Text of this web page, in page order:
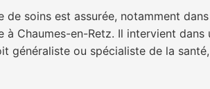
soins est assurée, notamment
Chaumes-en-Retz. Il intervient
généraliste ou spécialiste de la